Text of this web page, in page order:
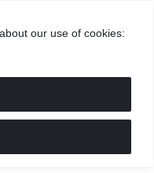
our use of cookies: